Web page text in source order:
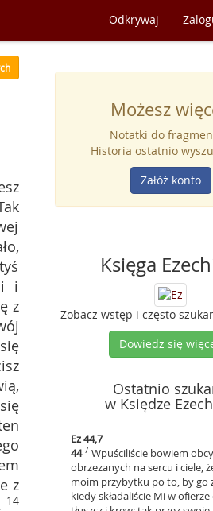
Odkrywaj
i
z
z
14
Możesz
Notatki do
Historia ostatnio
Załóż konto
Księga
Zobacz wstęp i często
Dowiedz się
Ostatnio
w Księdze
Ez 44,7
447 Wpuściliście bowiem
obrzezanych na sercu i ciele,
moim przybytku po to, by go
kiedy składaliście Mi w ofierze